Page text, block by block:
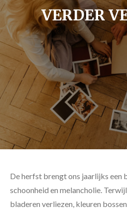
Ga
direct
naar
hoofdinhoud
VERDER
De herfst brengt ons jaarlijks een
schoonheid en melancholie.
bladeren verliezen, kleuren